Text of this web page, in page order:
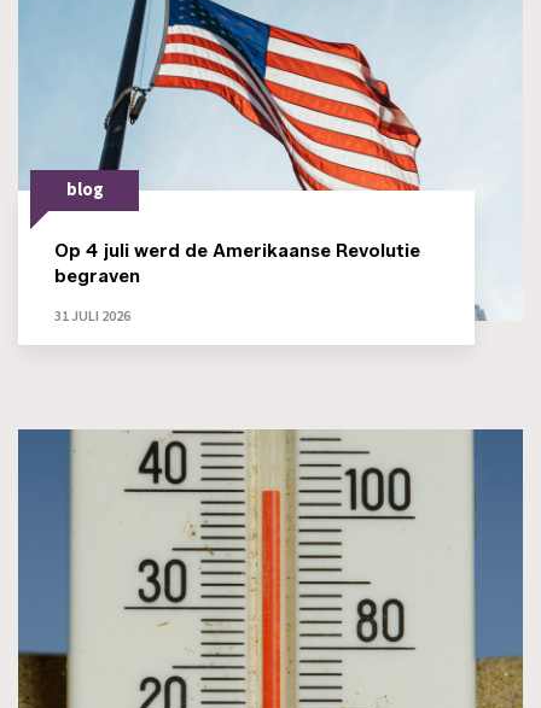
blog
Op 4 juli werd de Amerikaanse Revolutie
begraven
31 JULI 2026